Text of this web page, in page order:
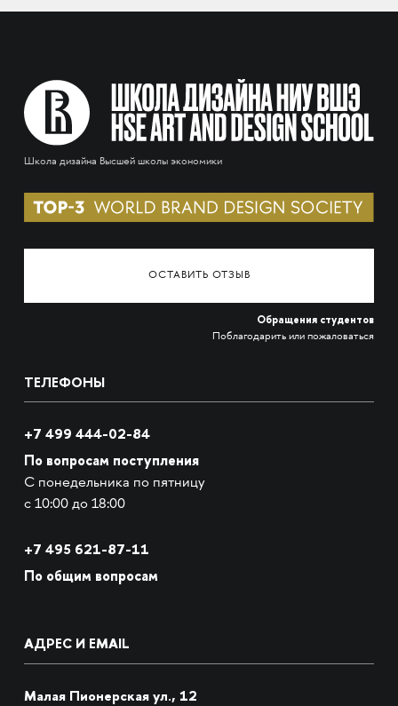
Школа дизайна Высшей школы экономики
ОСТАВИТЬ ОТЗЫВ
Обращения студентов
Поблагодарить или пожаловаться
ТЕЛЕФОНЫ
+7 499 444-02-84
По вопросам поступления
С понедельника по пятницу
с 10:00 до 18:00
+7 495 621-87-11
По общим вопросам
АДРЕС И EMAIL
Малая Пионерская ул., 12